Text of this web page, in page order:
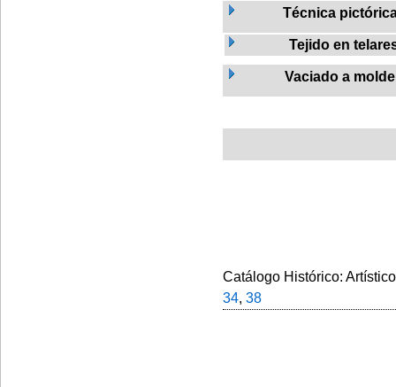
Técnica
Tejido en
Vaciado a molde
Catálogo Histórico:
34, 38